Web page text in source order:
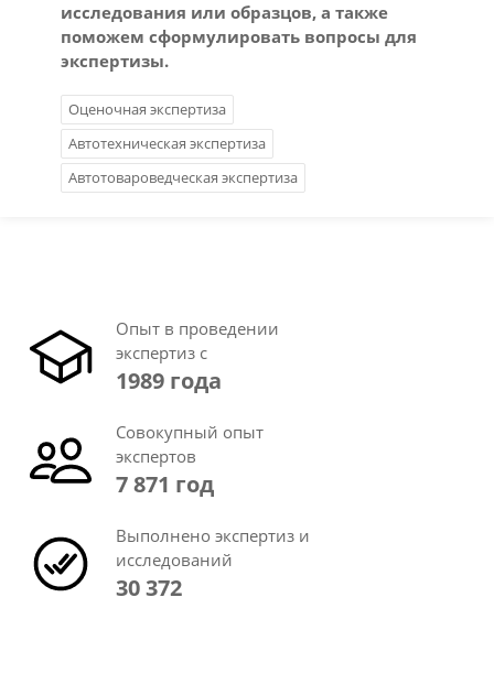
исследования или образцов, а также
поможем сформулировать вопросы для
экспертизы.
Оценочная экспертиза
Автотехническая экспертиза
Автотовароведческая экспертиза
Опыт в проведении
экспертиз с
1989 года
Совокупный опыт
экспертов
7 871 год
Выполнено экспертиз и
исследований
30 372